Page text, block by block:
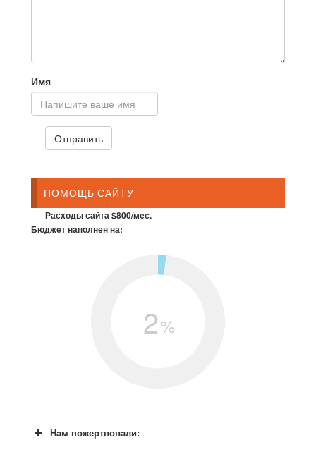
Имя
ПОМОЩЬ САЙТУ
Расходы сайта $800/мес.
Бюджет наполнен на:
2%
Нам пожертвовали: